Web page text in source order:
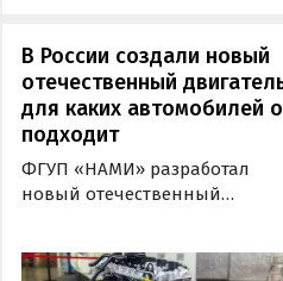
«Автоновости дня».
В России создали новый
отечественный
для каких автомобилей
подходит
ФГУП «НАМИ» разработал
новый отечественный
получивший индекс 414320.